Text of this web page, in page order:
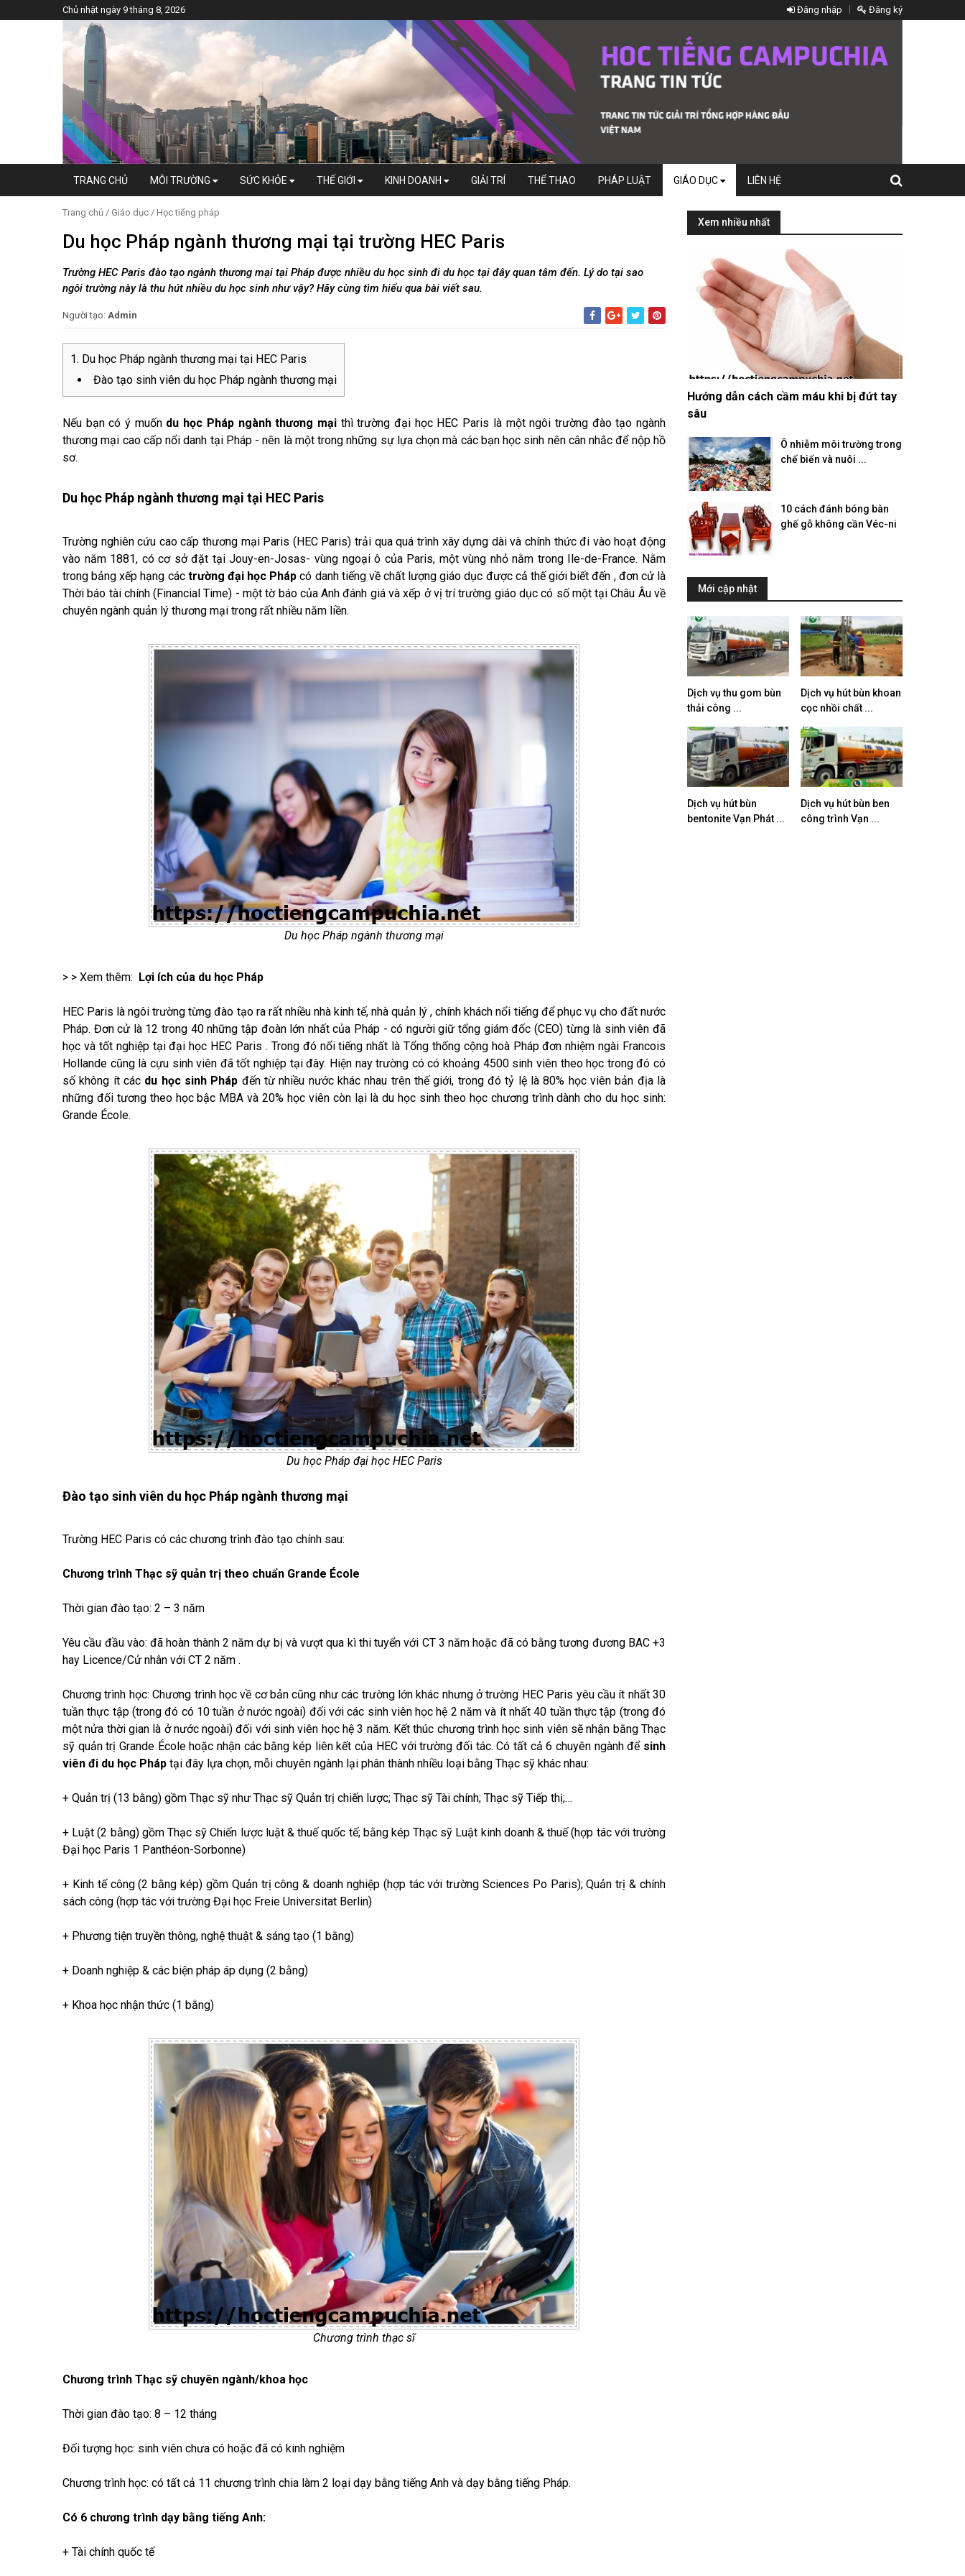
Chủ nhật ngày 9 tháng 8, 2026 Đăng nhập Đăng ký
TRANG CHỦ MÔI TRƯỜNG SỨC KHỎE THẾ GIỚI KINH DOANH GIẢI TRÍ THỂ THAO PHÁP LUẬT GIÁO DỤC LIÊN HỆ
Trang chủ / Giáo dục / Học tiếng pháp
Du học Pháp ngành thương mại tại trường HEC Paris
Trường HEC Paris đào tạo ngành thương mại tại Pháp được nhiều du học sinh đi du học tại đây quan tâm đến. Lý do tại sao
ngôi trường này là thu hút nhiều du học sinh như vậy? Hãy cùng tìm hiểu qua bài viết sau.
Người tạo: Admin
Du học Pháp ngành thương mại tại HEC Paris
Đào tạo sinh viên du học Pháp ngành thương mại
Nếu bạn có ý muốn du học Pháp ngành thương mạithì trường đại học HEC Paris là một ngôi trường đào tạo ngành
thương mại cao cấp nổi danh tại Pháp - nên là một trong những sự lựa chọn mà các bạn học sinh nên cân nhắc để nộp hồ
sơ.
Du học Pháp ngành thương mại tại HEC Paris
Trường nghiên cứu cao cấp thương mại Paris (HEC Paris) trải qua quá trình xây dựng dài và chính thức đi vào hoạt động
vào năm 1881, có cơ sở đặt tại Jouy-en-Josas- vùng ngoại ô của Paris, một vùng nhỏ nằm trong Ile-de-France. Nằm
trong bảng xếp hạng các trường đại học Pháp có danh tiếng về chất lượng giáo dục được cả thế giới biết đến , đơn cử là
Thời báo tài chính (Financial Time) - một tờ báo của Anh đánh giá và xếp ở vị trí trường giáo dục có số một tại Châu Âu về
chuyên ngành quản lý thương mại trong rất nhiều năm liền.
Du học Pháp ngành thương mại
> > Xem thêm: Lợi ích của du học Pháp
HEC Paris là ngôi trường từng đào tạo ra rất nhiều nhà kinh tế, nhà quản lý , chính khách nổi tiếng để phục vụ cho đất nước
Pháp. Đơn cử là 12 trong 40 những tập đoàn lớn nhất của Pháp - có người giữ tổng giám đốc (CEO) từng là sinh viên đã
học và tốt nghiệp tại đại học HEC Paris . Trong đó nổi tiếng nhất là Tổng thống cộng hoà Pháp đơn nhiệm ngài Francois
Hollande cũng là cựu sinh viên đã tốt nghiệp tại đây. Hiện nay trường có có khoảng 4500 sinh viên theo học trong đó có
số không ít các du học sinh Pháp đến từ nhiều nước khác nhau trên thế giới, trong đó tỷ lệ là 80% học viên bản địa là
những đối tương theo học bậc MBA và 20% học viên còn lại là du học sinh theo học chương trình dành cho du học sinh:
Grande École.
Du học Pháp đại học HEC Paris
Đào tạo sinh viên du học Pháp ngành thương mại
Trường HEC Paris có các chương trình đào tạo chính sau:
Chương trình Thạc sỹ quản trị theo chuẩn Grande École
Thời gian đào tạo: 2 – 3 năm
Yêu cầu đầu vào: đã hoàn thành 2 năm dự bị và vượt qua kì thi tuyển với CT 3 năm hoặc đã có bằng tương đương BAC +3
hay Licence/Cử nhân với CT 2 năm .
Chương trình học: Chương trình học về cơ bản cũng như các trường lớn khác nhưng ở trường HEC Paris yêu cầu ít nhất 30
tuần thực tập (trong đó có 10 tuần ở nước ngoài) đối với các sinh viên học hệ 2 năm và ít nhất 40 tuần thực tập (trong đó
một nửa thời gian là ở nước ngoài) đối với sinh viên học hệ 3 năm. Kết thúc chương trình học sinh viên sẽ nhận bằng Thạc
sỹ quản trị Grande École hoặc nhận các bằng kép liên kết của HEC với trường đối tác. Có tất cả 6 chuyên ngành để sinh
viên đi du học Pháp tại đây lựa chọn, mỗi chuyên ngành lại phân thành nhiều loại bằng Thạc sỹ khác nhau:
+ Quản trị (13 bằng) gồm Thạc sỹ như Thạc sỹ Quản trị chiến lược; Thạc sỹ Tài chính; Thạc sỹ Tiếp thị;…
+ Luật (2 bằng) gồm Thạc sỹ Chiến lược luật & thuế quốc tế; bằng kép Thạc sỹ Luật kinh doanh & thuế (hợp tác với trường
Đại học Paris 1 Panthéon-Sorbonne)
+ Kinh tế công (2 bằng kép) gồm Quản trị công & doanh nghiệp (hợp tác với trường Sciences Po Paris); Quản trị & chính
sách công (hợp tác với trường Đại học Freie Universitat Berlin)
+ Phương tiện truyền thông, nghệ thuật & sáng tạo (1 bằng)
+ Doanh nghiệp & các biện pháp áp dụng (2 bằng)
+ Khoa học nhận thức (1 bằng)
Chương trình thạc sĩ
Chương trình Thạc sỹ chuyên ngành/khoa học
Thời gian đào tạo: 8 – 12 tháng
Đối tượng học: sinh viên chưa có hoặc đã có kinh nghiệm
Chương trình học: có tất cả 11 chương trình chia làm 2 loại dạy bằng tiếng Anh và dạy bằng tiếng Pháp.
Có 6 chương trình dạy bằng tiếng Anh:
+ Tài chính quốc tế
Xem nhiều nhất
Hướng dẫn cách cầm máu khi bị đứt tay
sâu
Ô nhiễm môi trường trong
chế biến và nuôi ...
10 cách đánh bóng bàn
ghế gỗ không cần Véc-ni
Mới cập nhật
Dịch vụ thu gom bùn
thải công ...
Dịch vụ hút bùn khoan
cọc nhồi chất ...
Dịch vụ hút bùn
bentonite Vạn Phát ...
Dịch vụ hút bùn ben
công trình Vạn ...